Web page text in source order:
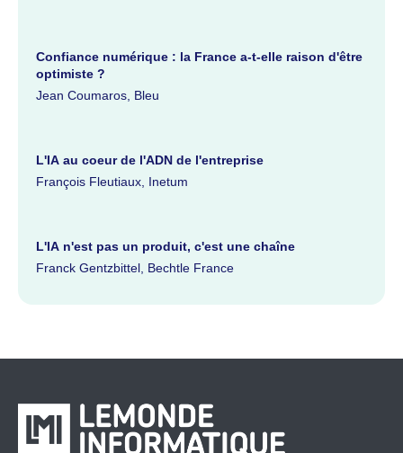
Confiance numérique : la France a-t-elle raison d'être
optimiste ?
Jean Coumaros, Bleu
L'IA au coeur de l'ADN de l'entreprise
François Fleutiaux, Inetum
L'IA n'est pas un produit, c'est une chaîne
Franck Gentzbittel, Bechtle France